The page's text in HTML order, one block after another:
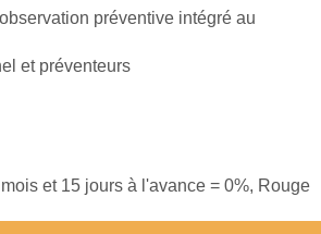
préventive intégré au
et préventeurs
et 15 jours à l'avance = 0%, Rouge